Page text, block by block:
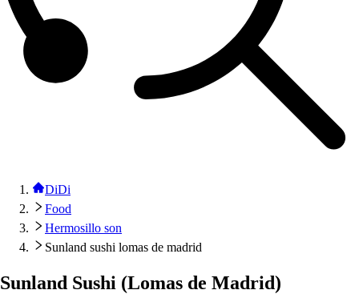
DiDi
Food
Hermosillo son
Sunland sushi lomas de madrid
Sunland Sushi (Lomas de Madrid)